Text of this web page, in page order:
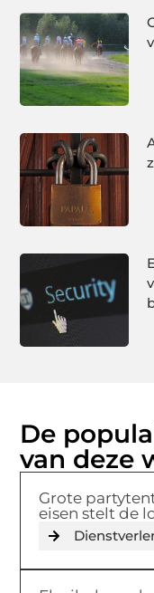
De
van deze
Grote
eisen stelt de